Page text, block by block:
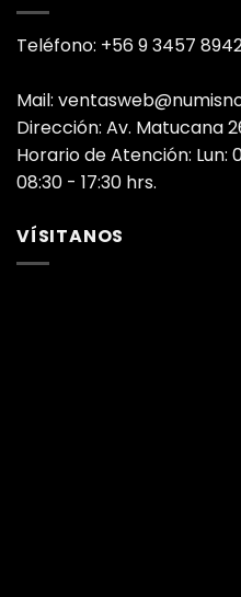
Teléfono: +56 9 3457
Mail:
Dirección: Av. Matucana
Horario de Atención: Lun:
08:30 - 17:30 hrs.
VÍSITANOS